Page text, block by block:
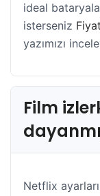
ideal
isterseniz
yazımızı
Film
Netflix